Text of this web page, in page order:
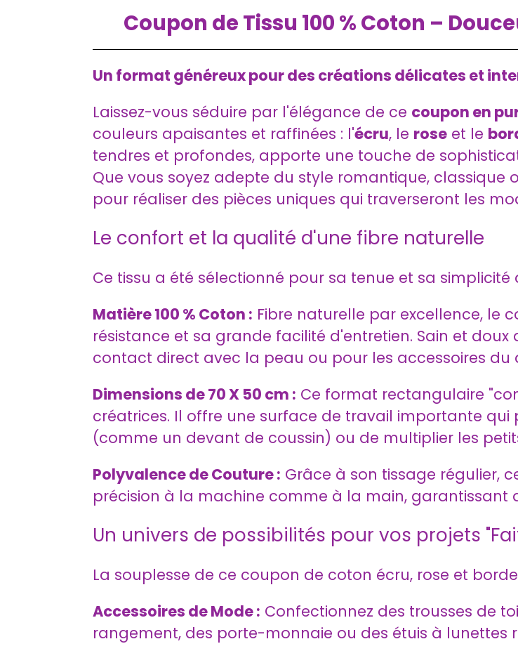
Coupon de Tissu 100 % Coton –
Un format généreux pour des créations délicates et
Laissez-vous séduire par l'élégance de ce coupon en
couleurs apaisantes et raffinées : l'écru, le rose et le
tendres et profondes, apporte une touche de
Que vous soyez adepte du style romantique,
pour réaliser des pièces uniques qui traverseront les
Le confort et la qualité d'une fibre naturelle
Ce tissu a été sélectionné pour sa tenue et sa simplicité
Matière 100 % Coton : Fibre naturelle par excellence, le
résistance et sa grande facilité d'entretien. Sain et
contact direct avec la peau ou pour les accessoires du
Dimensions de 70 X 50 cm : Ce format rectangulaire
créatrices. Il offre une surface de travail importante
(comme un devant de coussin) ou de multiplier les
Polyvalence de Couture : Grâce à son tissage régulier,
précision à la machine comme à la main, garantissant
Un univers de possibilités pour vos projets
La souplesse de ce coupon de coton écru, rose et
Accessoires de Mode : Confectionnez des trousses de
rangement, des porte-monnaie ou des étuis à lunettes